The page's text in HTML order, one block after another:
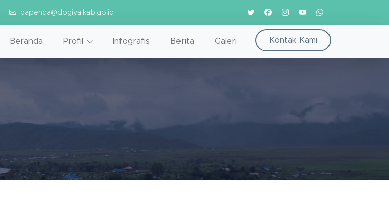
bapenda@dogiyaikab.go.id
Beranda Profil Infografis Berita Galeri Kontak Kami